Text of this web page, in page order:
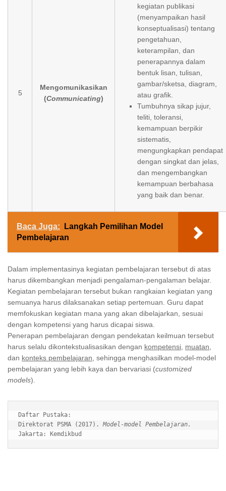
5
Mengomunikasikan
(Communicating)
kegiatan publikasi
(menyampaikan hasil
konseptualisasi) tentang
pengetahuan,
keterampilan, dan
penerapannya dalam
bentuk lisan, tulisan,
gambar/sketsa, diagram,
atau grafik.
Tumbuhnya sikap jujur,
teliti, toleransi,
kemampuan berpikir
sistematis,
mengungkapkan pendapat
dengan singkat dan jelas,
dan mengembangkan
kemampuan berbahasa
yang baik dan benar.
Baca Juga:
Langkah Pemilihan Model
Pembelajaran
Dalam implementasinya kegiatan pembelajaran tersebut di atas
harus dikembangkan menjadi pengalaman-pengalaman belajar.
Kegiatan pembelajaran tersebut bukan rangkaian kegiatan yang
semuanya harus dilaksanakan setiap pertemuan. Guru dapat
memfokuskan kegiatan mana yang akan dibelajarkan, sesuai
dengan kompetensi yang harus dicapai siswa.
Penerapan pembelajaran dengan pendekatan keilmuan tersebut
harus selalu dikontekstualisasikan dengan kompetensi muatan
dan konteks pembelajaran , sehingga menghasilkan model-model
pembelajaran yang lebih kaya dan bervariasi (customized
models).
Daftar Pustaka:
Direktorat PSMA (2017).
Jakarta: Kemdikbud